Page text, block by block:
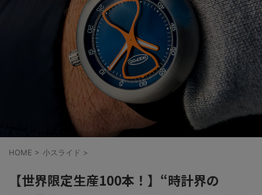
HOME > 小スライド >
【世界限定生産100本！】“時計界の